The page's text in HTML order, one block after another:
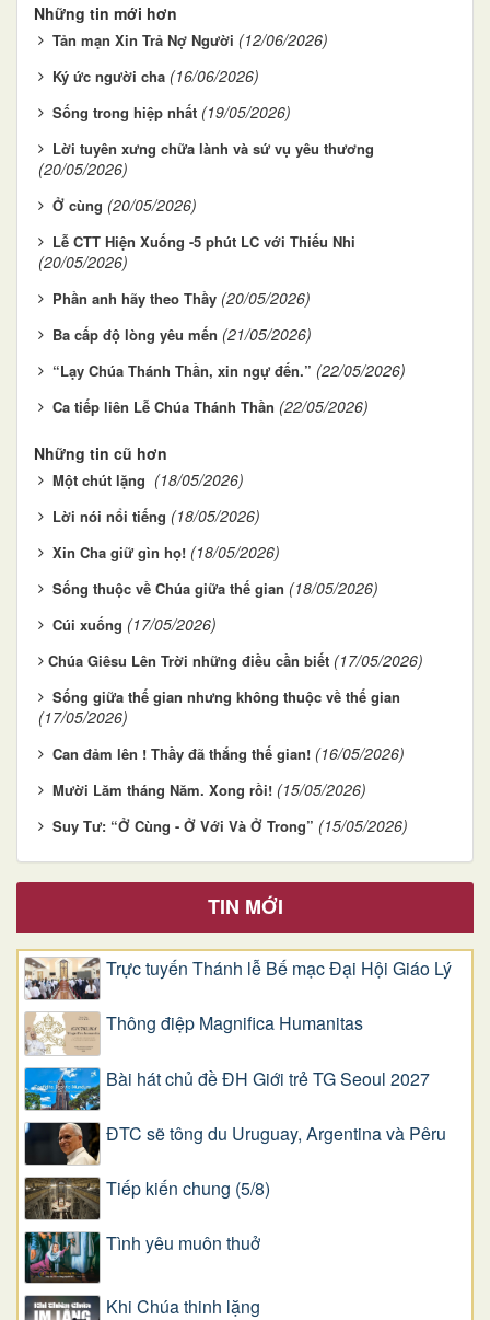
Những tin mới hơn
Tản mạn Xin Trả Nợ Người (12/06/2026)
Ký ức người cha (16/06/2026)
Sống trong hiệp nhất (19/05/2026)
Lời tuyên xưng chữa lành và sứ vụ yêu thương
(20/05/2026)
Ở cùng (20/05/2026)
Lễ CTT Hiện Xuống -5 phút LC với Thiếu Nhi
(20/05/2026)
Phần anh hãy theo Thầy (20/05/2026)
Ba cấp độ lòng yêu mến (21/05/2026)
“Lạy Chúa Thánh Thần, xin ngự đến.” (22/05/2026)
Ca tiếp liên Lễ Chúa Thánh Thần (22/05/2026)
Những tin cũ hơn
Một chút lặng (18/05/2026)
Lời nói nổi tiếng (18/05/2026)
Xin Cha giữ gìn họ! (18/05/2026)
Sống thuộc về Chúa giữa thế gian (18/05/2026)
Cúi xuống (17/05/2026)
​​​​​​​Chúa Giêsu Lên Trời những điều cần biết (17/05/2026)
Sống giữa thế gian nhưng không thuộc về thế gian
(17/05/2026)
Can đảm lên ! Thầy đã thắng thế gian! (16/05/2026)
Mười Lăm tháng Năm. Xong rồi! (15/05/2026)
Suy Tư: “Ở Cùng - Ở Với Và Ở Trong” (15/05/2026)
TIN MỚI
Trực tuyến Thánh lễ Bế mạc Đại Hội Giáo Lý
Thông điệp Magnifica Humanitas
Bài hát chủ đề ĐH Giới trẻ TG Seoul 2027
ĐTC sẽ tông du Uruguay, Argentina và Pêru
Tiếp kiến chung (5/8)
Tình yêu muôn thuở
Khi Chúa thinh lặng